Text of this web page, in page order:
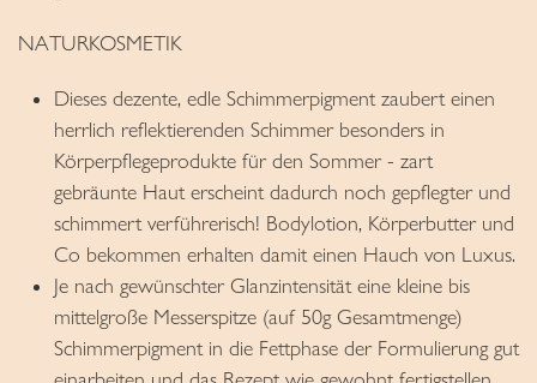
NATURKOSMETIK
Dieses dezente, edle Schimmerpigment zaubert einen
herrlich reflektierenden Schimmer besonders in
Körperpflegeprodukte für den Sommer - zart
gebräunte Haut erscheint dadurch noch gepflegter und
schimmert verführerisch! Bodylotion, Körperbutter und
Co bekommen erhalten damit einen Hauch von Luxus.
Je nach gewünschter Glanzintensität eine kleine bis
mittelgroße Messerspitze (auf 50g Gesamtmenge)
Schimmerpigment in die Fettphase der Formulierung gut